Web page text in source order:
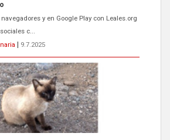
y en Google Play con Leales.org
c...
9.7.2025